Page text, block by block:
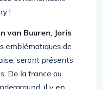
van Buuren,Joris
emblématiques de
seront présents
De la trance au